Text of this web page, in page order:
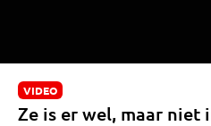
VIDEO
Ze is er wel, maar niet